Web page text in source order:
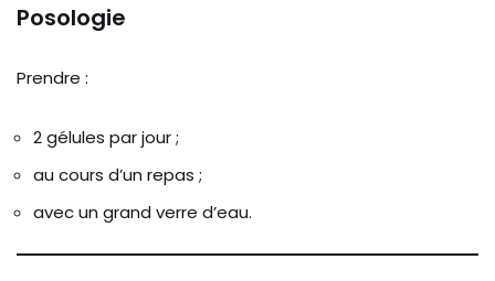
Posologie
Prendre :
2 gélules par jour ;
au cours d’un repas ;
avec un grand verre d’eau.